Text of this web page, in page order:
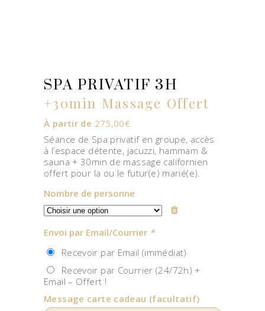
SPA PRIVATIF 3H
+30min Massage Offert
À partir de 275,00€
Séance de Spa privatif en groupe, accès
à l’espace détente, jacuzzi, hammam &
sauna + 30min de massage californien
offert pour la ou le futur(e) marié(e).
Nombre de personne
Envoi par Email/Courrier *
Recevoir par Email (immédiat)
Recevoir par Courrier (24/72h) +
Email – Offert !
Message carte cadeau (facultatif)